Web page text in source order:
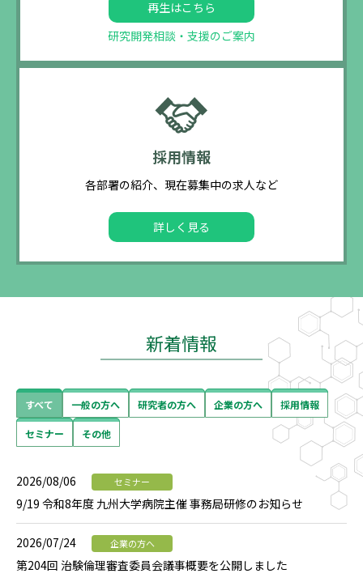
再生はこちら
研究開発相談・支援のご案内
採用情報
各部署の紹介、現在募集中の求人など
詳しく見る
新着情報
すべて 一般の方へ 研究者の方へ 企業の方へ 採用情報
セミナー その他
2026/08/06 セミナー
9/19 令和8年度 九州大学病院主催 事務局研修のお知らせ
2026/07/24 企業の方へ
第204回 治験倫理審査委員会議事概要を公開しました